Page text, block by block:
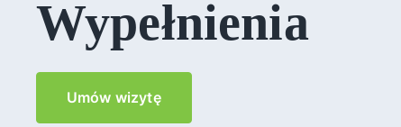
Wypełnienia
Umów wizytę